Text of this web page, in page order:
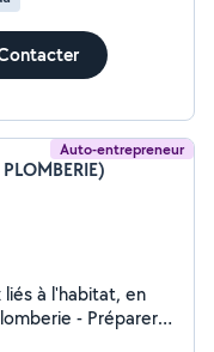
Auto-entrepreneur
à l'habitat, en